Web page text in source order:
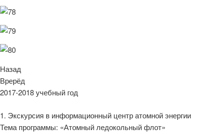
Назад
Врерёд
2017-2018 учебный год
1. Экскурсия в информационный центр атомной энергии
Тема программы: «Атомный ледокольный флот»